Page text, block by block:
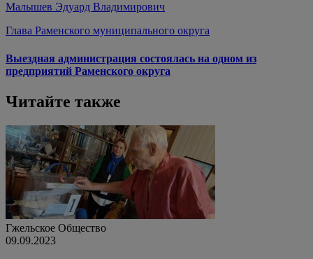
Малышев Эдуард Владимирович
Глава Раменского муниципального округа
Выездная администрация состоялась на одном из
предприятий Раменского округа
Читайте также
Гжельское Общество
09.09.2023